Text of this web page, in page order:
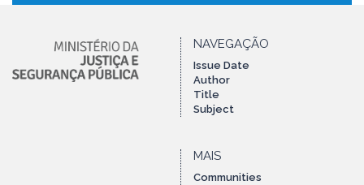
NAVEGAÇÃO
Issue Date
Author
Title
Subject
MAIS
Communities